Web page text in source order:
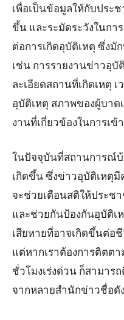
เพื่อเป็นข้อมูลให้กับประ
ขึ้น และระมัดระวังในกา
ต่อการเกิดอุบัติเหตุ ซึ่งมั
เช่น การรายงานข่าวอุบั
ละเอียดสถานที่เกิดเหตุ เ
อุบัติเหตุ สภาพของผู้บาด
งานที่เกี่ยวข้องในการเข้
ในปัจจุบันที่สถานการณ์บ้
เกิดขึ้น ซึ่งข่าวอุบัติเหตุ
จะช่วยเตือนสติให้ประช
และช่วยกันป้องกันอุบัติเ
เสียหายที่อาจเกิดขึ้นต่อ
แต่หากเราต้องการติตต
ชั่วโมงเร่งด่วน ก็สามาร
จากหลายสำนักข่าวชื่อดัง